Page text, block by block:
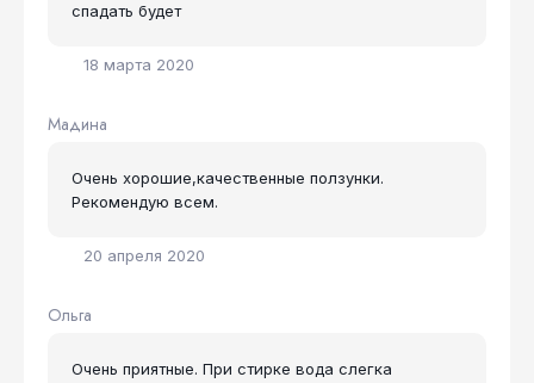
18 марта 2020
спадать будет
Мадина
20 апреля 2020
Очень хорошие,качественные ползунки.
Рекомендую всем.
Ольга
Очень приятные. При стирке вода слегка